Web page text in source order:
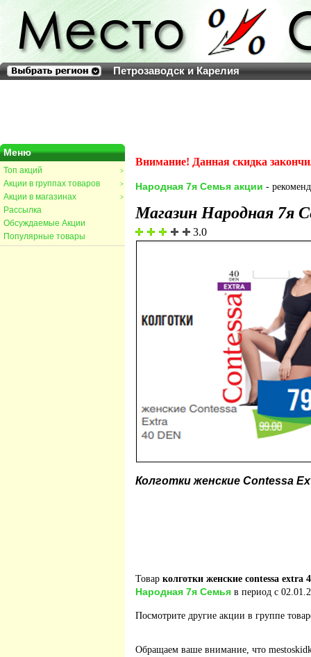
Петрозаводск и Карелия
Меню
>
Топ акций
>
Акции в группах товаров
>
Акции в магазинах
Рассылка
Обсуждаемые Акции
Популярные товары
Внимание! Данная скидка
Народная 7я Семья акции -
Магазин Народная 7я
3.0
Колготки женские Contessa
Товар колготки женские contessa extra
Народная 7я Семья в период с
Посмотрите другие акции в группе
Обращаем ваше внимание, что